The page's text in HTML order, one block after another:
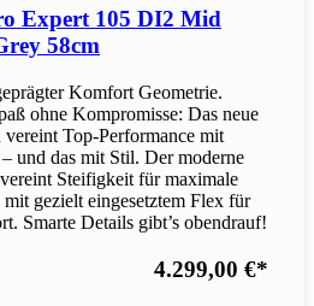
Expert 105 DI2 Mid
58cm
Komfort Geometrie.
ohne Kompromisse: Das neue
Top-Performance mit
und das mit Stil. Der moderne
Steifigkeit für maximale
gezielt eingesetztem Flex für
Smarte Details gibt’s obendrauf!
4.299,00 €*